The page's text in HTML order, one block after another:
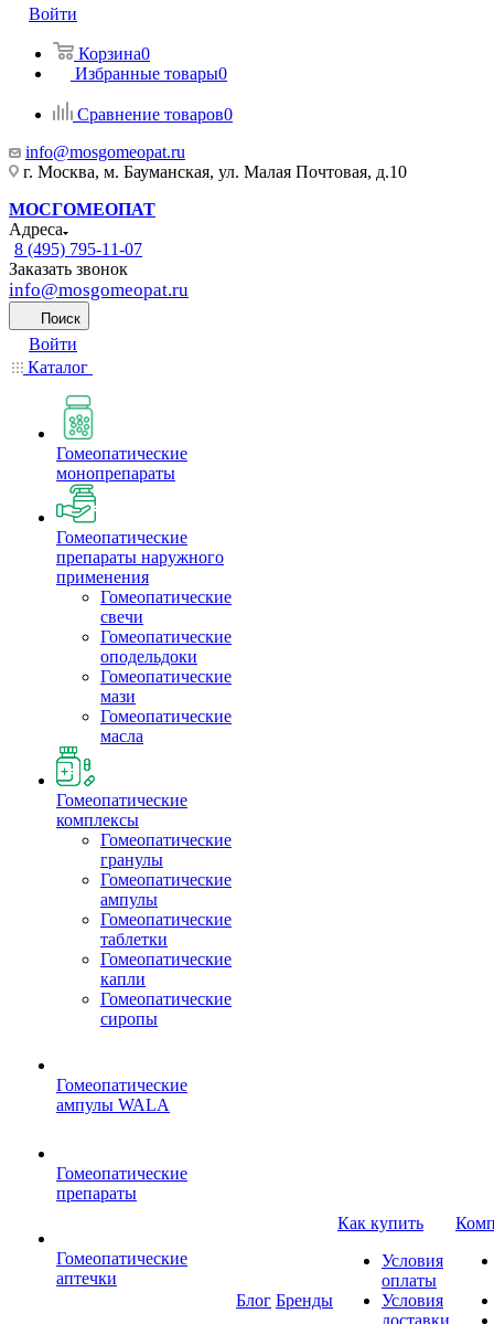
Войти
Корзина0
Избранные товары0
Сравнение товаров0
info@mosgomeopat.ru
г. Москва, м. Бауманская, ул. Малая Почтовая, д.10
МОСГОМЕОПАТ
Адреса
8 (495) 795-11-07
Заказать звонок
info@mosgomeopat.ru
Поиск
Войти
Каталог
Гомеопатические
монопрепараты
Гомеопатические
препараты наружного
применения
Гомеопатические
свечи
Гомеопатические
оподельдоки
Гомеопатические
мази
Гомеопатические
масла
Гомеопатические
комплексы
Гомеопатические
гранулы
Гомеопатические
ампулы
Гомеопатические
таблетки
Гомеопатические
капли
Гомеопатические
сиропы
Гомеопатические
ампулы WALA
Гомеопатические
препараты
Гомеопатические
аптечки
Блог Бренды
Как купить
Условия
оплаты
Условия
доставки